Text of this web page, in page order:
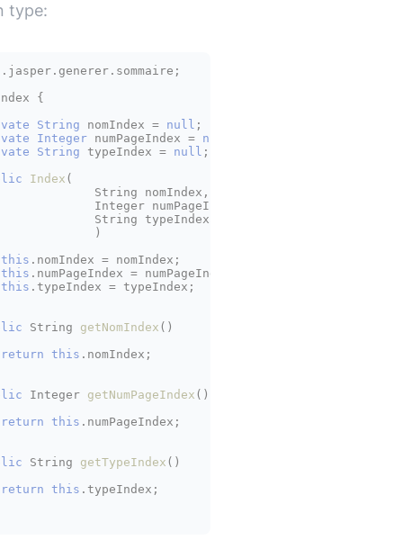
type:
{
String nomIndex = null ;
Integer numPageIndex = null
String typeIndex = null ;
Index (
			   )
this .nomIndex = nomIndex;
this .numPageIndex = numPageIndex;
this .typeIndex = typeIndex;
String getNomIndex ()
return
this .nomIndex;
Integer getNumPageIndex ()
return
this .numPageIndex;
String getTypeIndex ()
return
this .typeIndex;